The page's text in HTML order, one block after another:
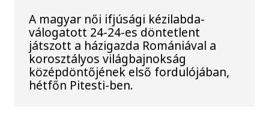
A magyar női ifjúsági kézilabda-
válogatott 24-24-es döntetlent
játszott a házigazda Romániával a
korosztályos világbajnokság
középdöntőjének első fordulójában,
hétfőn Pitesti-ben.